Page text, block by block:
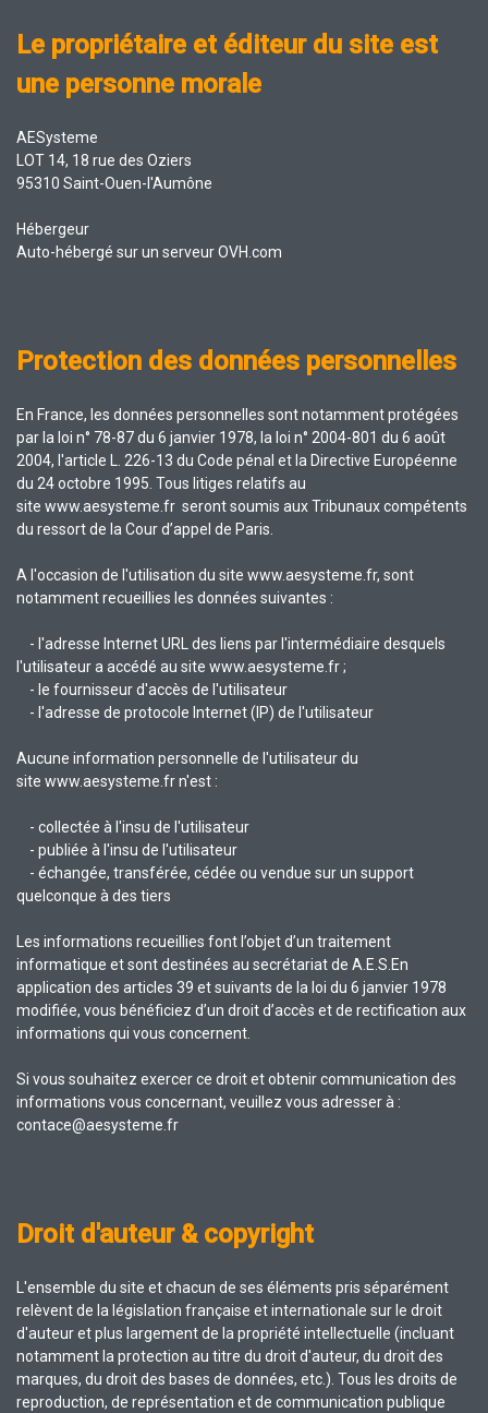
Le propriétaire et éditeur du site est
une personne morale
AESysteme
LOT 14, 18 rue des Oziers
95310 Saint-Ouen-l'Aumône
Hébergeur
Auto-hébergé sur un serveur OVH.com
Protection des données personnelles
En France, les données personnelles sont notamment protégées
par la loi n° 78-87 du 6 janvier 1978, la loi n° 2004-801 du 6 août
2004, l'article L. 226-13 du Code pénal et la Directive Européenne
du 24 octobre 1995. Tous litiges relatifs au
site www.aesysteme.fr seront soumis aux Tribunaux compétents
du ressort de la Cour d’appel de Paris.
A l'occasion de l'utilisation du site www.aesysteme.fr, sont
notamment recueillies les données suivantes :
- l'adresse Internet URL des liens par l'intermédiaire desquels
l'utilisateur a accédé au site www.aesysteme.fr ;
- le fournisseur d'accès de l'utilisateur
- l'adresse de protocole Internet (IP) de l'utilisateur
Aucune information personnelle de l'utilisateur du
site www.aesysteme.fr n'est :
- collectée à l'insu de l'utilisateur
- publiée à l'insu de l'utilisateur
- échangée, transférée, cédée ou vendue sur un support
quelconque à des tiers
Les informations recueillies font l’objet d’un traitement
informatique et sont destinées au secrétariat de A.E.S.En
application des articles 39 et suivants de la loi du 6 janvier 1978
modifiée, vous bénéficiez d’un droit d’accès et de rectification aux
informations qui vous concernent.
Si vous souhaitez exercer ce droit et obtenir communication des
informations vous concernant, veuillez vous adresser à :
contace@aesysteme.fr
Droit d'auteur & copyright
L'ensemble du site et chacun de ses éléments pris séparément
relèvent de la législation française et internationale sur le droit
d'auteur et plus largement de la propriété intellectuelle (incluant
notamment la protection au titre du droit d'auteur, du droit des
marques, du droit des bases de données, etc.). Tous les droits de
reproduction, de représentation et de communication publique